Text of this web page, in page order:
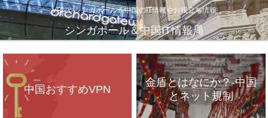
VPNやシンガポール＆中国のIT情報やお役立ち情報
シンガポール＆中国IT情報局
中国おすすめVPN
金盾とはなにか？-中国
とネット規制